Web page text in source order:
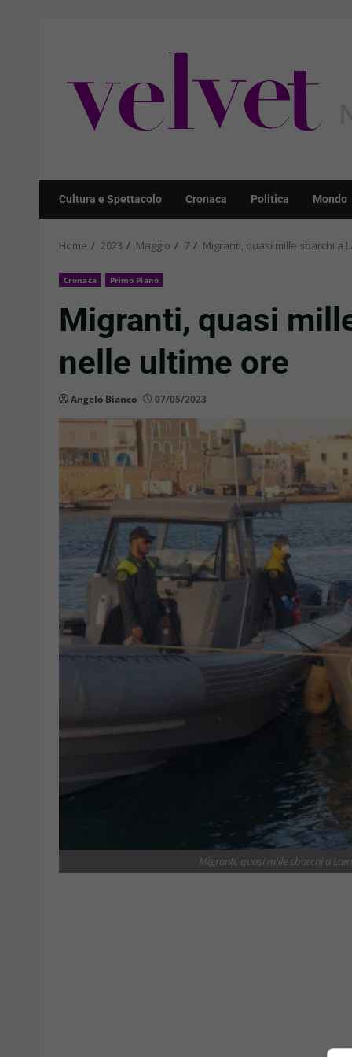
Cultura e Spettacolo Cronaca Politica Mondo
Home 2023 Maggio 7 Migranti, quasi mille sbarchi a
Cronaca Primo Piano
Migranti, quasi
nelle ultime ore
Angelo Bianco 07/05/2023
Migranti, quasi mille sbarchi a